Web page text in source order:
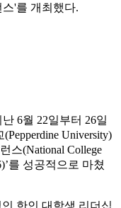
스'를 개최했다.
6월 22일부터 26일
University)
스(National College
를 성공적으로 마쳤
한인 대학생 리더십